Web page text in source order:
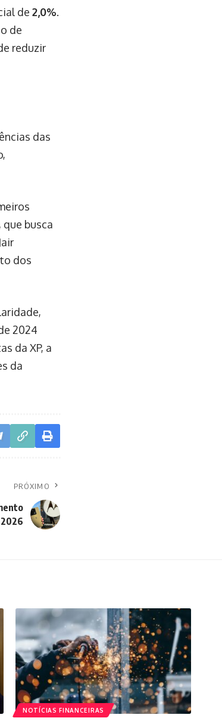
de 2,0%.
de
reduzir
das
busca
dos
2024
da XP, a
da
PRÓXIMO
2026
NOTÍCIAS FINANCEIRAS